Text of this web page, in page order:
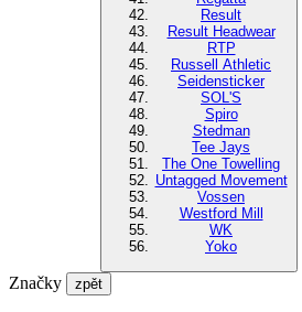
Result
Result Headwear
RTP
Russell Athletic
Seidensticker
SOL'S
Spiro
Stedman
Tee Jays
The One Towelling
Untagged Movement
Vossen
Westford Mill
WK
Yoko
Značky zpět